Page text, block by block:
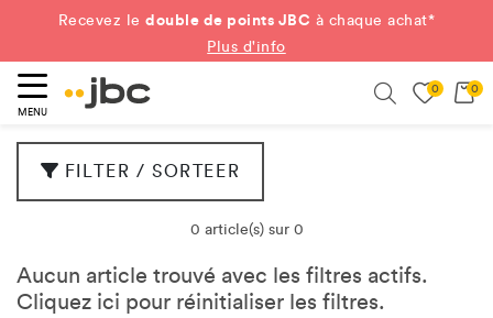
Recevez ledouble de points JBC à chaque achat*
Plus d'info
MENU
0 0
FILTER / SORTEER
0 article(s) sur 0
Aucun article trouvé avec les filtres actifs.
Cliquez ici pour réinitialiser les filtres.